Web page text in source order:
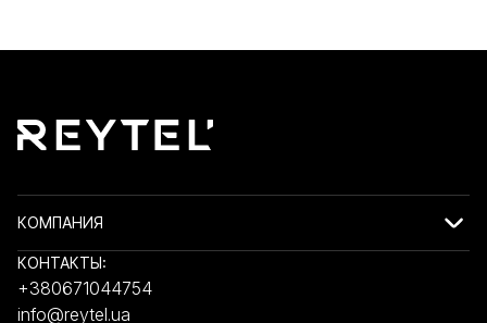
КОМПАНИЯ
КОНТАКТЫ:
+380671044754
info@reytel.ua